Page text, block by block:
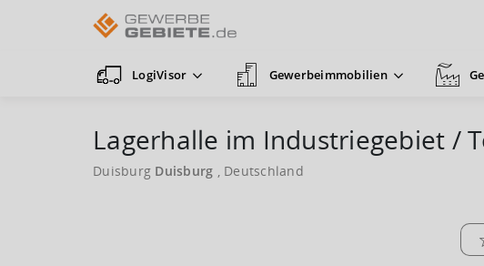
LogiVisor Gewerbeimmobilien
Lagerhalle im Industriegebiet /
Duisburg Duisburg , Deutschland